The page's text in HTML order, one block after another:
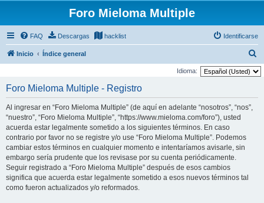
Foro Mieloma Multiple
FAQ Descargas hacklist Identificarse
Inicio Índice general
u
Idioma:
Foro Mieloma Multiple - Registro
Al ingresar en “Foro Mieloma Multiple” (de aquí en adelante “nosotros”, “nos”,
“nuestro”, “Foro Mieloma Multiple”, “https://www.mieloma.com/foro”), usted
acuerda estar legalmente sometido a los siguientes términos. En caso
contrario por favor no se registre y/o use “Foro Mieloma Multiple”. Podemos
cambiar estos términos en cualquier momento e intentaríamos avisarle, sin
embargo sería prudente que los revisase por su cuenta periódicamente.
Seguir registrado a “Foro Mieloma Multiple” después de esos cambios
significa que acuerda estar legalmente sometido a esos nuevos términos tal
como fueron actualizados y/o reformados.